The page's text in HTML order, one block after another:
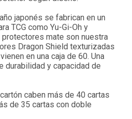
japonés se fabrican en un
TCG como Yu-Gi-Oh y
protectores mate son nuestra
Dragon Shield texturizadas
en una caja de 60. Una
durabilidad y capacidad de
caben más de 40 cartas
de 35 cartas con doble